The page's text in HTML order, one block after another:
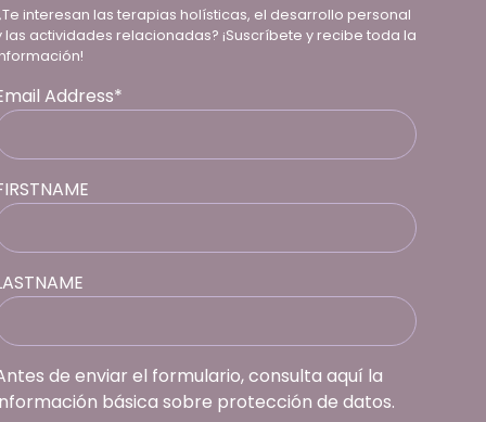
interesan las terapias holísticas, el desarrollo personal
las actividades relacionadas? ¡Suscríbete y recibe toda la
Address*
de enviar el formulario, consulta aquí la
básica sobre protección de datos.